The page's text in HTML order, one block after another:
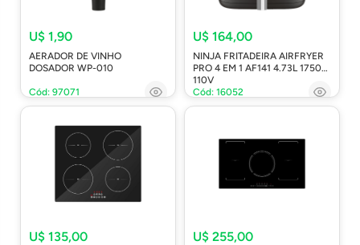
U$ 1,90
AERADOR DE VINHO
DOSADOR WP-010
Cód: 97071
U$ 164,00
NINJA FRITADEIRA AIRFRYER
PRO 4 EM 1 AF141 4.73L 1750W
110V
Cód: 16052
U$ 135,00 U$ 255,00